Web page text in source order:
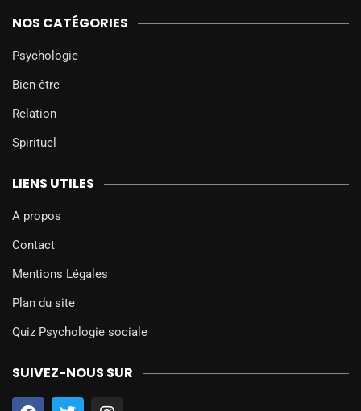
NOS CATÉGORIES
Psychologie
Bien-être
Relation
Spirituel
LIENS UTILES
A propos
Contact
Mentions Légales
Plan du site
Quiz Psychologie sociale
SUIVEZ-NOUS SUR